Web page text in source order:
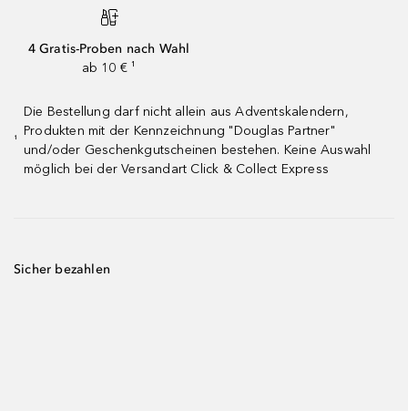
4 Gratis-Proben nach Wahl
ab 10 € ¹
¹
Die Bestellung darf nicht allein aus Adventskalendern,
Produkten mit der Kennzeichnung "Douglas Partner"
und/oder Geschenkgutscheinen bestehen. Keine Auswahl
möglich bei der Versandart Click & Collect Express
Sicher bezahlen